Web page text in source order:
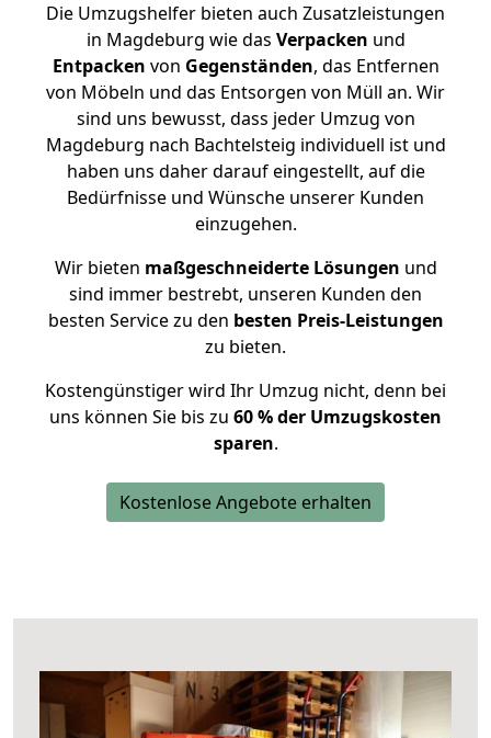
Die Umzugshelfer bieten auch Zusatzleistungen
in Magdeburg wie das Verpacken und
Entpacken von Gegenständen, das Entfernen
von Möbeln und das Entsorgen von Müll an. Wir
sind uns bewusst, dass jeder Umzug von
Magdeburg nach Bachtelsteig individuell ist und
haben uns daher darauf eingestellt, auf die
Bedürfnisse und Wünsche unserer Kunden
einzugehen.
Wir bieten maßgeschneiderte Lösungen und
sind immer bestrebt, unseren Kunden den
besten Service zu den besten Preis-Leistungen
zu bieten.
Kostengünstiger wird Ihr Umzug nicht, denn bei
uns können Sie bis zu 60 % der Umzugskosten
sparen.
Kostenlose Angebote erhalten